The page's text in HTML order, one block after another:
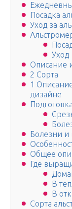
Посадка
Уход за
Уход
Описание
2 Сорта
1
дизайне
Болезни и
Общее
Где
В
В
Сорта